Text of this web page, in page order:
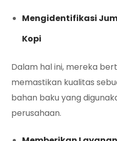
Mengidentifikasi
Kopi
Dalam hal ini, mereka
memastikan kualitas
bahan baku yang
perusahaan.